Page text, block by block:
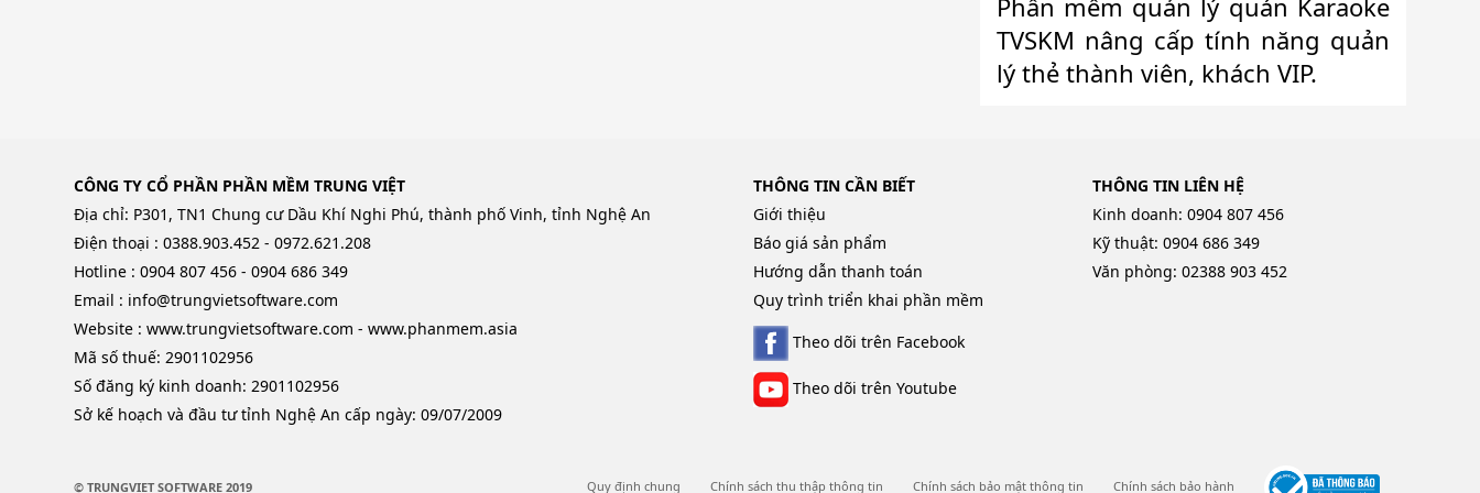
Phần mềm quản lý quán Karaoke
TVSKM nâng cấp tính năng quản
lý thẻ thành viên, khách VIP.
CÔNG TY CỔ PHẦN PHẦN MỀM TRUNG VIỆT
Địa chỉ: P301, TN1 Chung cư Dầu Khí Nghi Phú, thành phố Vinh, tỉnh Nghệ An
Điện thoại : 0388.903.452 - 0972.621.208
Hotline : 0904 807 456 - 0904 686 349
Email : info@trungvietsoftware.com
Website : www.trungvietsoftware.com - www.phanmem.asia
Mã số thuế: 2901102956
Số đăng ký kinh doanh: 2901102956
Sở kế hoạch và đầu tư tỉnh Nghệ An cấp ngày: 09/07/2009
THÔNG TIN CẦN BIẾT
Giới thiệu
Báo giá sản phẩm
Hướng dẫn thanh toán
Quy trình triển khai phần mềm
Theo dõi trên Facebook
Theo dõi trên Youtube
THÔNG TIN LIÊN HỆ
Kinh doanh: 0904 807 456
Kỹ thuật: 0904 686 349
Văn phòng: 02388 903 452
© TRUNGVIET SOFTWARE 2019 Quy định chung Chính sách thu thập thông tin Chính sách bảo mật thông tin Chính sách bảo hành